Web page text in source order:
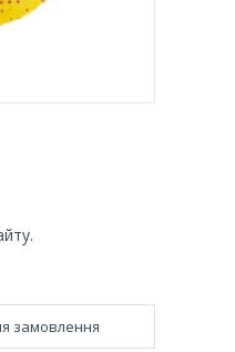
замовлення